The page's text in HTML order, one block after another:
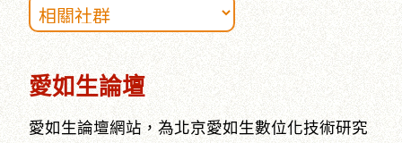
:::
愛如生論壇
愛如生論壇網站，為北京愛如生數位化技術研究